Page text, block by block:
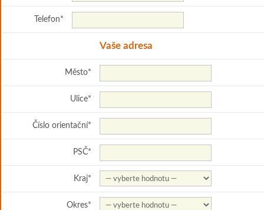
Telefon*
Vaše adresa
Město*
Ulice*
Číslo orientační*
PSČ*
Kraj*
Okres*